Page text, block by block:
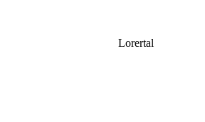
Lorertal